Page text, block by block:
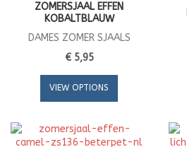
ZOMERSJAAL EFFEN
KOBALTBLAUW
DAMES ZOMER SJAALS
€ 5,95
VIEW OPTIONS